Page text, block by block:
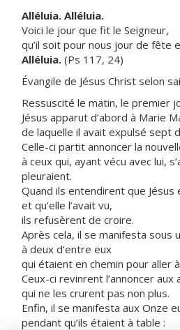
Alléluia. Alléluia.
Voici le jour que fit le Seigneur,
qu’il soit pour nous jour de fête
Alléluia. (Ps 117, 24)
Évangile de Jésus Christ selon
Ressuscité le matin, le premier
Jésus apparut d’abord à Marie
de laquelle il avait expulsé sept
Celle-ci partit annoncer la
à ceux qui, ayant vécu avec lui,
pleuraient.
Quand ils entendirent que Jésus
et qu’elle l’avait vu,
ils refusèrent de croire.
Après cela, il se manifesta sous
à deux d’entre eux
qui étaient en chemin pour aller
Ceux-ci revinrent l’annoncer aux
qui ne les crurent pas non plus.
Enfin, il se manifesta aux Onze
pendant qu’ils étaient à table :